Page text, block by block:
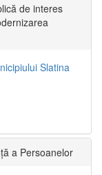
de interes
Slatina
a Persoanelor